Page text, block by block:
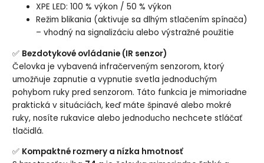
XPE LED: 100 % výkon / 50 % výkon
Režim blikania (aktivuje sa dlhým stlačením spínača)
– vhodný na signalizáciu alebo výstražné použitie
✅ Bezdotykové ovládanie (IR senzor)
Čelovka je vybavená infračerveným senzorom, ktorý
umožňuje zapnutie a vypnutie svetla jednoduchým
pohybom ruky pred senzorom. Táto funkcia je mimoriadne
praktická v situáciách, keď máte špinavé alebo mokré
ruky, nosíte rukavice alebo jednoducho nechcete stláčať
tlačidlá.
✅ Kompaktné rozmery a nízka hmotnosť